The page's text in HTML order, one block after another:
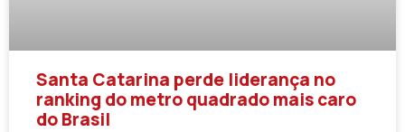
Santa Catarina perde liderança no
ranking do metro quadrado mais caro
do Brasil